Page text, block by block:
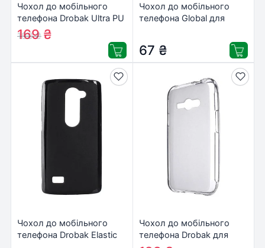
Чохол до мобільного
телефона Drobak Ultra PU
для Samsung Galaxy J3
(2017) (Clear) (222901)
190₴
169₴
Чохол до мобільного
телефона Global для
(1283126471438)
67 ₴
Чохол до мобільного
телефона Drobak Elastic
Чохол до мобільного
телефона Drobak для